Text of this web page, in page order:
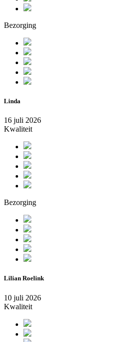
Bezorging
Linda
16 juli 2026
Kwaliteit
Bezorging
Lilian Roelink
10 juli 2026
Kwaliteit